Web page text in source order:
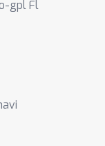
gpl Fl